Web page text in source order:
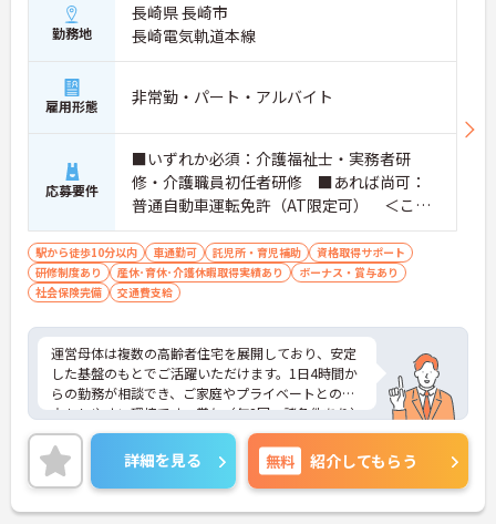
勤務地
長崎県 長崎市
長崎電気軌道本線
雇用形態 非常勤・パート・アルバイト
応募要件
■いずれか必須：介護福祉士・実務者研
修・介護職員初任者研修 ■あれば尚可：
普通自動車運転免許（AT限定可） ＜こん
な方におすすめ＞ワークライフバランスを
大切にしたいとお考えの方、入居者様それ
ぞれに合わせた、温かいケアを提供したい
方、これまでの介護分野でのご経験を有効
に活用したい方
駅から徒歩10分以内 車通勤可 託児所・育児補助
資格取得サポート
研修制度あり
産休･育休･介護休暇取得実績あり
ボーナス・賞与あり
社会保険完備
交通費支給
運営母体は複数の高齢者住宅を展開しており、安定
した基盤のもとでご活躍いただけます。1日4時間か
らの勤務が相談でき、ご家庭やプライベートとの両
立もしやすい環境です。賞与（年2回、諸条件あり）
や昇給の実績もあり、あなたの頑張りがしっかりと
評価されます。無料の社員給食（1日1食）や、育休
からの復職をサポートする育児給付金+（プラス）
制度（最大10万円）、資格取得支援制度（最大10万
円補助）など、福利厚生も充実しています。社内研
詳細を見る 無料 紹介してもらう